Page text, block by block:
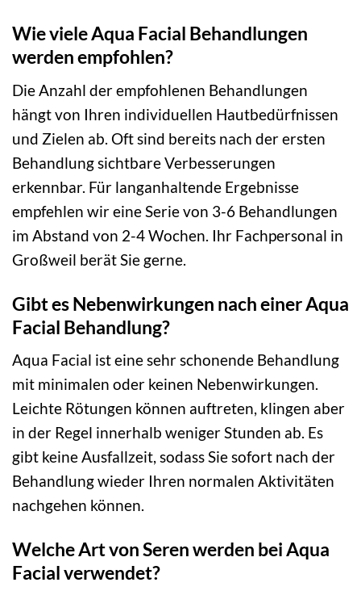
Wie viele Aqua Facial Behandlungen
werden empfohlen?
Die Anzahl der empfohlenen Behandlungen
hängt von Ihren individuellen Hautbedürfnissen
und Zielen ab. Oft sind bereits nach der ersten
Behandlung sichtbare Verbesserungen
erkennbar. Für langanhaltende Ergebnisse
empfehlen wir eine Serie von 3-6 Behandlungen
im Abstand von 2-4 Wochen. Ihr Fachpersonal in
Großweil berät Sie gerne.
Gibt es Nebenwirkungen nach einer Aqua
Facial Behandlung?
Aqua Facial ist eine sehr schonende Behandlung
mit minimalen oder keinen Nebenwirkungen.
Leichte Rötungen können auftreten, klingen aber
in der Regel innerhalb weniger Stunden ab. Es
gibt keine Ausfallzeit, sodass Sie sofort nach der
Behandlung wieder Ihren normalen Aktivitäten
nachgehen können.
Welche Art von Seren werden bei Aqua
Facial verwendet?